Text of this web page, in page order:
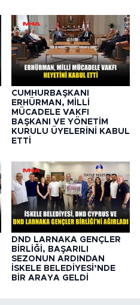
CUMHURBAŞKANI
ERHÜRMAN, MİLLİ
MÜCADELE VAKFI
BAŞKANI VE YÖNETİM
KURULU ÜYELERİNİ KABUL
ETTİ
DND LARNAKA GENÇLER
BİRLİĞİ, BAŞARILI
SEZONUN ARDINDAN
İSKELE BELEDİYESİ’NDE
BİR ARAYA GELDİ